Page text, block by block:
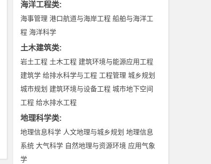
海洋工程类:
海事管理 港口航道与海岸工程 船舶与海洋工
程 海洋科学
土木建筑类:
岩土工程 土木工程 建筑环境与能源应用工程
建筑学 给排水科学与工程 工程管理 城乡规划
城市规划 建筑环境与设备工程 城市地下空间
工程 给水排水工程
地理科学类:
地理信息科学 人文地理与城乡规划 地理信息
系统 大气科学 自然地理与资源环境 应用气象
学